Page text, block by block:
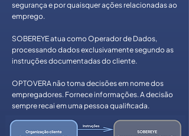
segurança e por quaisquer ações relacionadas ao
emprego.
SOBEREYE atua como Operador de Dados,
processando dados exclusivamente segundo as
instruções documentadas do cliente.
OPTOVERA não toma decisões em nome dos
empregadores. Fornece informações. A decisão
sempre recai em uma pessoa qualificada.